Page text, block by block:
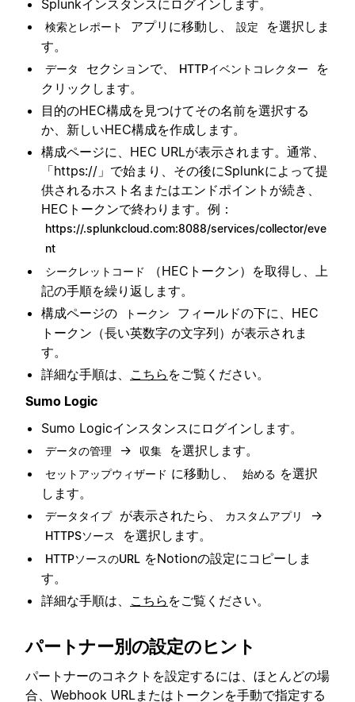
Splunkインスタンスにログインします。
検索とレポート アプリに移動し、 設定
を選択しま
す。
データ セクションで、 HTTPイベントコレクター
を
クリックします。
目的のHEC構成を見つけてその名前を選択する
か、新しいHEC構成を作成します。
構成ページに、HEC URLが表示されます。通常、
「https://」で始まり、その後にSplunkによって提
供されるホスト名またはエンドポイントが続き、
HECトークンで終わります。例：
https://.splunkcloud.com:8088/services/collector/eve
nt
シークレットコード
（HECトークン）を取得し、上
記の手順を繰り返します。
構成ページの
トークン
フィールドの下に、HEC
トークン（長い英数字の文字列）が表示されま
す。
詳細な手順は、 こちら をご覧ください。
Sumo Logic
Sumo Logicインスタンスにログインします。
データの管理 → 収集 を選択します。
セットアップウィザード に移動し、 始める を選択
します。
データタイプ が表示されたら、 カスタムアプリ →
HTTPSソース を選択します。
HTTPソースのURL をNotionの設定にコピーしま
す。
詳細な手順は、 こちら をご覧ください。
パートナー別の設定のヒント
パートナーのコネクトを設定するには、ほとんどの場
合、Webhook URLまたはトークンを手動で指定する